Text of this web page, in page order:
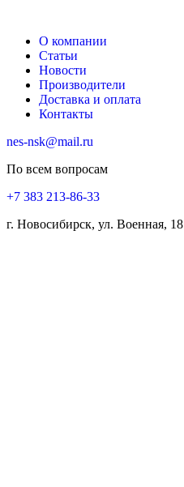
О компании
Статьи
Новости
Производители
Доставка и оплата
Контакты
nes-nsk@mail.ru
По всем вопросам
+7 383 213-86-33
г. Новосибирск, ул. Военная, 18